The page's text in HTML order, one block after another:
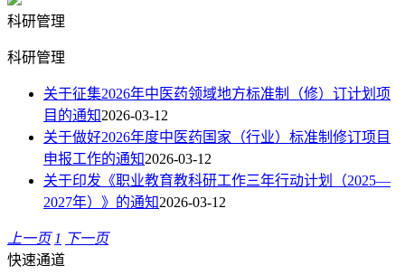
科研管理
科研管理
关于征集2026年中医药领域地方标准制（修）订计划项
目的通知2026-03-12
关于做好2026年度中医药国家（行业）标准制修订项目
申报工作的通知2026-03-12
关于印发《职业教育教科研工作三年行动计划（2025—
2027年）》的通知2026-03-12
上一页 1 下一页
快速通道